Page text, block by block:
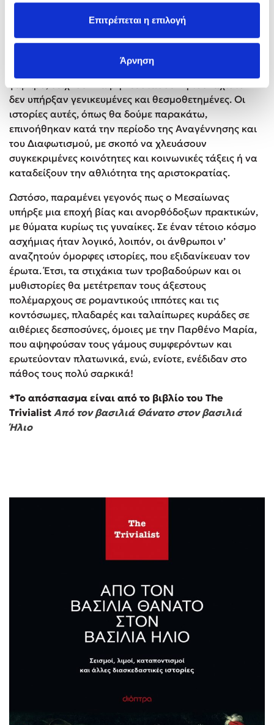
Επιτρέπεται η επιλογή
Άρνηση
αγνότητας», που δήθεν προστάτευε την τιμή των
κυράδων και των συζύγων τους, ή της πρώτης νύχτας
του γάμου, που ήθελε τον φεουδάρχη να διακορεύει
τις νεόνυμφες κοπέλες, πριν τις παραδώσει στον
γαμπρό, δείχνουν να μην ευσταθούν ή τουλάχιστον
δεν υπήρξαν γενικευμένες και θεσμοθετημένες. Οι
ιστορίες αυτές, όπως θα δούμε παρακάτω,
επινοήθηκαν κατά την περίοδο της Αναγέννησης και
του Διαφωτισμού, με σκοπό να χλευάσουν
συγκεκριμένες κοινότητες και κοινωνικές τάξεις ή να
καταδείξουν την αθλιότητα της αριστοκρατίας.
Ωστόσο, παραμένει γεγονός πως ο Μεσαίωνας
υπήρξε μια εποχή βίας και ανορθόδοξων πρακτικών,
με θύματα κυρίως τις γυναίκες. Σε έναν τέτοιο κόσμο
ασχήμιας ήταν λογικό, λοιπόν, οι άνθρωποι ν’
αναζητούν όμορφες ιστορίες, που εξιδανίκευαν τον
έρωτα. Έτσι, τα στιχάκια των τροβαδούρων και οι
μυθιστορίες θα μετέτρεπαν τους άξεστους
πολέμαρχους σε ρομαντικούς ιππότες και τις
κοντόσωμες, πλαδαρές και ταλαίπωρες κυράδες σε
αιθέριες δεσποσύνες, όμοιες με την Παρθένο Μαρία,
που αψηφούσαν τους γάμους συμφερόντων και
ερωτεύονταν πλατωνικά, ενώ, ενίοτε, ενέδιδαν στο
πάθος τους πολύ σαρκικά!
*Το απόσπασμα είναι από το βιβλίο του The
Trivialist Από τον βασιλιά Θάνατο στον βασιλιά
Ήλιο